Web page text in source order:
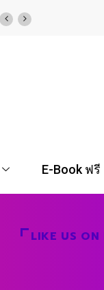
E-Book ฟรี
LIKE US ON